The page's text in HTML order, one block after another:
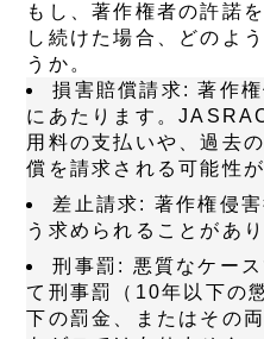
もし、著作権者の許諾
し続けた場合、どのよ
うか。
損害賠償請求: 著作
にあたります。
用料の支払いや、過去
償を請求される可能性が
差止請求: 著作権侵
う求められることがあり
刑事罰 : 悪質なケー
て刑事罰（10年以下の
下の罰金、またはその